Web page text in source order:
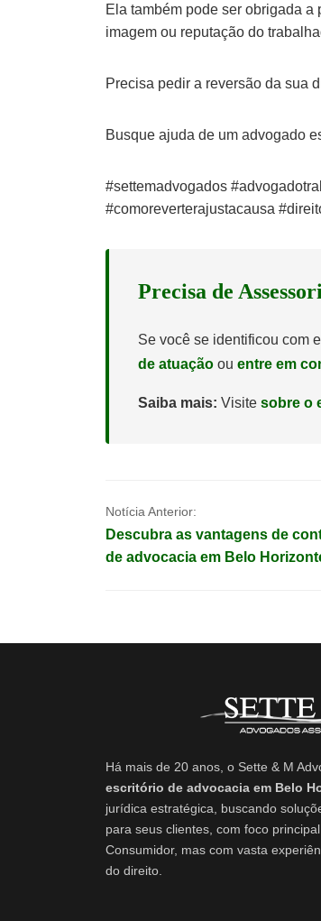
Ela também pode ser obrigada
imagem ou reputação do
Precisa pedir a reversão da sua
Busque ajuda de um advogado
#settemadvogados
#comoreverterajustacausa
Precisa de
Se você se identificou com
de atuação ou entre em
Saiba mais: Visite sobre o
Navegação
de
Notícia Anterior:
Descubra as vantagens de
de advocacia em Belo
Há mais de 20 anos, o Sette & M
escritório de advocacia em Belo
jurídica estratégica, buscando
para seus clientes, com foco
Consumidor, mas com vasta
do direito.